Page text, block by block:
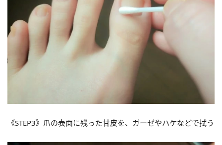
《STEP3》爪の表面に残った甘皮を、ガーゼやハケなどで拭う